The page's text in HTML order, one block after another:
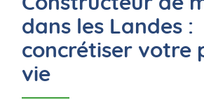
dans les Landes :
concrétiser votre
vie